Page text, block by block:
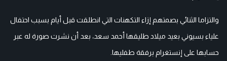
والتزاما الثنائي بصمتهم إزاء التكهنات التي انطلقت قبل أيام بسبب احتفال
علياء بسيوني بعيد ميلاد طليقها أحمد سعد، بعد أن نشرت صورة له عبر
حسابها على إنستغرام برفقة طفليها.